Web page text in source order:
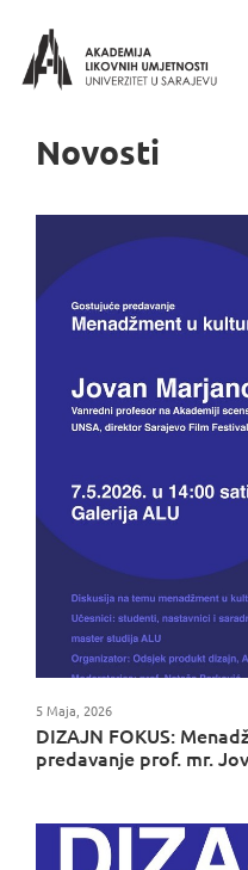
Novosti
DIZAJN FOKUS:
predavanje prof. mr.
5 Maja, 2026